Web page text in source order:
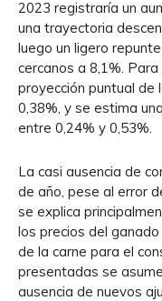
2023 registraría un
una trayectoria
luego un ligero
cercanos a 8,1%.
proyección puntual de
0,38%, y se estima
entre 0,24% y 0,53%.
La casi ausencia de
de año, pese al error
se explica
los precios del
de la carne para el
presentadas se
ausencia de nuevos